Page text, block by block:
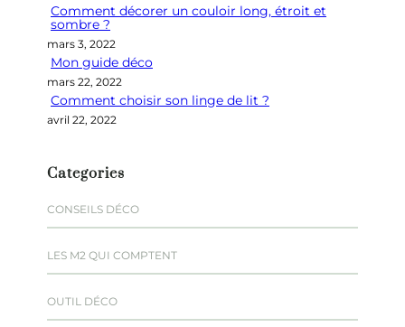
Comment décorer un couloir long, étroit et
sombre ?
mars 3, 2022
Mon guide déco
mars 22, 2022
Comment choisir son linge de lit ?
avril 22, 2022
Categories
CONSEILS DÉCO
LES M2 QUI COMPTENT
OUTIL DÉCO